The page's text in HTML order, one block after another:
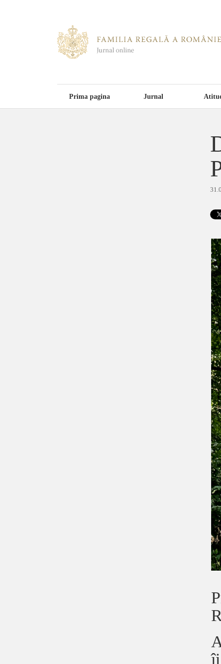
Prima pagina Jurnal